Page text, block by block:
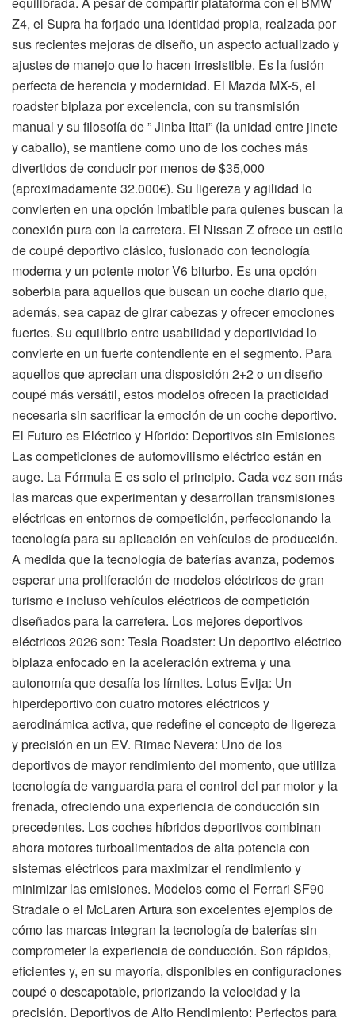
Z4, el Supra ha forjado una identidad propia, realzada por
sus recientes mejoras de diseño, un aspecto actualizado y
ajustes de manejo que lo hacen irresistible. Es la fusión
perfecta de herencia y modernidad. El Mazda MX-5, el
roadster biplaza por excelencia, con su transmisión
manual y su filosofía de ” Jinba Ittai” (la unidad entre jinete
y caballo), se mantiene como uno de los coches más
divertidos de conducir por menos de $35,000
(aproximadamente 32.000€). Su ligereza y agilidad lo
convierten en una opción imbatible para quienes buscan la
conexión pura con la carretera. El Nissan Z ofrece un estilo
de coupé deportivo clásico, fusionado con tecnología
moderna y un potente motor V6 biturbo. Es una opción
soberbia para aquellos que buscan un coche diario que,
además, sea capaz de girar cabezas y ofrecer emociones
fuertes. Su equilibrio entre usabilidad y deportividad lo
convierte en un fuerte contendiente en el segmento. Para
aquellos que aprecian una disposición 2+2 o un diseño
coupé más versátil, estos modelos ofrecen la practicidad
necesaria sin sacrificar la emoción de un coche deportivo.
El Futuro es Eléctrico y Híbrido: Deportivos sin Emisiones
Las competiciones de automovilismo eléctrico están en
auge. La Fórmula E es solo el principio. Cada vez son más
las marcas que experimentan y desarrollan transmisiones
eléctricas en entornos de competición, perfeccionando la
tecnología para su aplicación en vehículos de producción.
A medida que la tecnología de baterías avanza, podemos
esperar una proliferación de modelos eléctricos de gran
turismo e incluso vehículos eléctricos de competición
diseñados para la carretera. Los mejores deportivos
eléctricos 2026 son: Tesla Roadster: Un deportivo eléctrico
biplaza enfocado en la aceleración extrema y una
autonomía que desafía los límites. Lotus Evija: Un
hiperdeportivo con cuatro motores eléctricos y
aerodinámica activa, que redefine el concepto de ligereza
y precisión en un EV. Rimac Nevera: Uno de los
deportivos de mayor rendimiento del momento, que utiliza
tecnología de vanguardia para el control del par motor y la
frenada, ofreciendo una experiencia de conducción sin
precedentes. Los coches híbridos deportivos combinan
ahora motores turboalimentados de alta potencia con
sistemas eléctricos para maximizar el rendimiento y
minimizar las emisiones. Modelos como el Ferrari SF90
Stradale o el McLaren Artura son excelentes ejemplos de
cómo las marcas integran la tecnología de baterías sin
comprometer la experiencia de conducción. Son rápidos,
eficientes y, en su mayoría, disponibles en configuraciones
coupé o descapotable, priorizando la velocidad y la
precisión. Deportivos de Alto Rendimiento: Perfectos para